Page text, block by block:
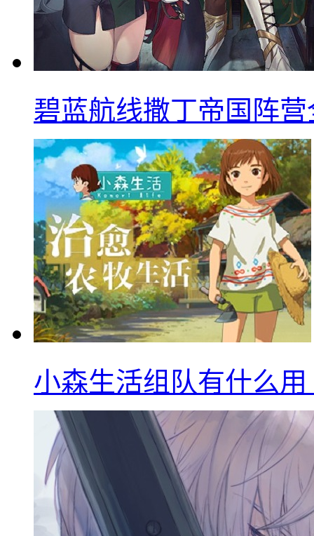
碧蓝航线撒丁帝国阵
小森生活组队有什么